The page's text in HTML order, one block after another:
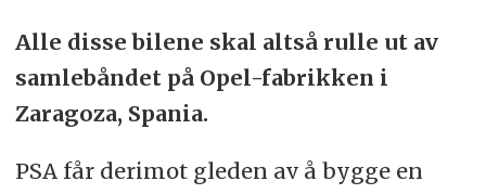
Alle disse bilene skal altså rulle ut av
samlebåndet på Opel-fabrikken i
Zaragoza, Spania.
PSA får derimot gleden av å bygge en